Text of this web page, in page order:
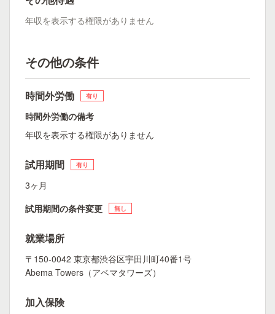
年収を表示する権限がありません
その他の条件
時間外労働 有り
時間外労働の備考
年収を表示する権限がありません
試用期間 有り
3ヶ月
試用期間の条件変更
無し
就業場所
〒150-0042 東京都渋谷区宇田川町40番1号
Abema Towers（アベマタワーズ）
加入保険